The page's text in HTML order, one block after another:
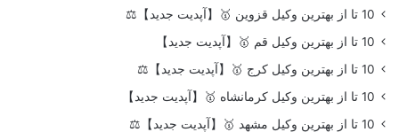
10 تا از بهترین وکیل قزوین 🥇【آپدیت جدید】⚖️
10 تا از بهترین وکیل قم 🥇【آپدیت جدید】
10 تا از بهترین وکیل کرج 🥇【آپدیت جدید】⚖️
10 تا از بهترین وکیل کرمانشاه 🥇【آپدیت جدید】
10 تا از بهترین وکیل مشهد 🥇【آپدیت جدید】⚖️